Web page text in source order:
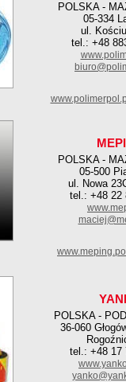
POLSKA -
05-334
ul.
tel.: +48
POLSKA -
05-500
ul. Nowa
tel.: +48 22
POLSKA -
36-060
tel.: +48 17